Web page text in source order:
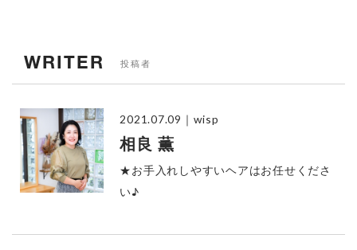
WRITER 投稿者
2021.07.09 ｜wisp
相良 薫
★お手入れしやすいヘアはお任せくださ
い♪